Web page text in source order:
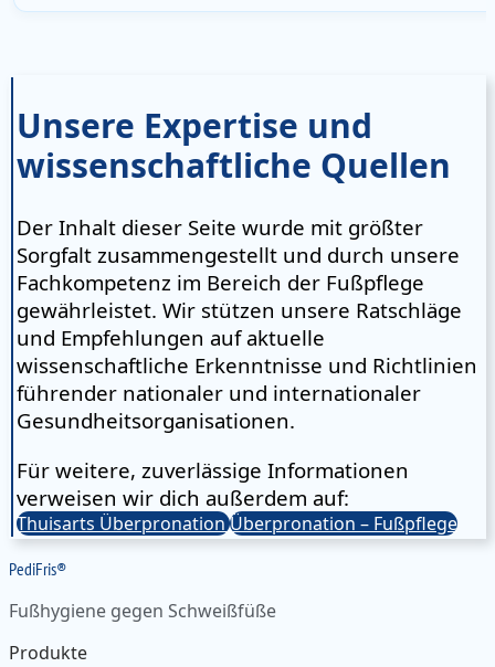
Unsere Expertise und
wissenschaftliche Quellen
Der Inhalt dieser Seite wurde mit größter
Sorgfalt zusammengestellt und durch unsere
Fachkompetenz im Bereich der Fußpflege
gewährleistet. Wir stützen unsere Ratschläge
und Empfehlungen auf aktuelle
wissenschaftliche Erkenntnisse und Richtlinien
führender nationaler und internationaler
Gesundheitsorganisationen.
Für weitere, zuverlässige Informationen
verweisen wir dich außerdem auf:
Thuisarts ÜberpronationÜberpronation – Fußpflege
PediFris®
Fußhygiene gegen Schweißfüße
Produkte